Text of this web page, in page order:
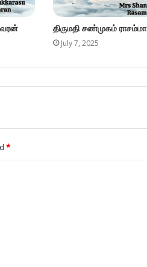
திருமதி சண்முகம் ராசம்மா
July 7, 2025
*